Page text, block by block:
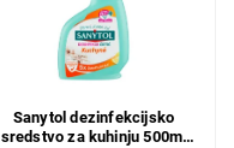
Sanytol dezinfekcijsko
sredstvo za kuhinju 500ml